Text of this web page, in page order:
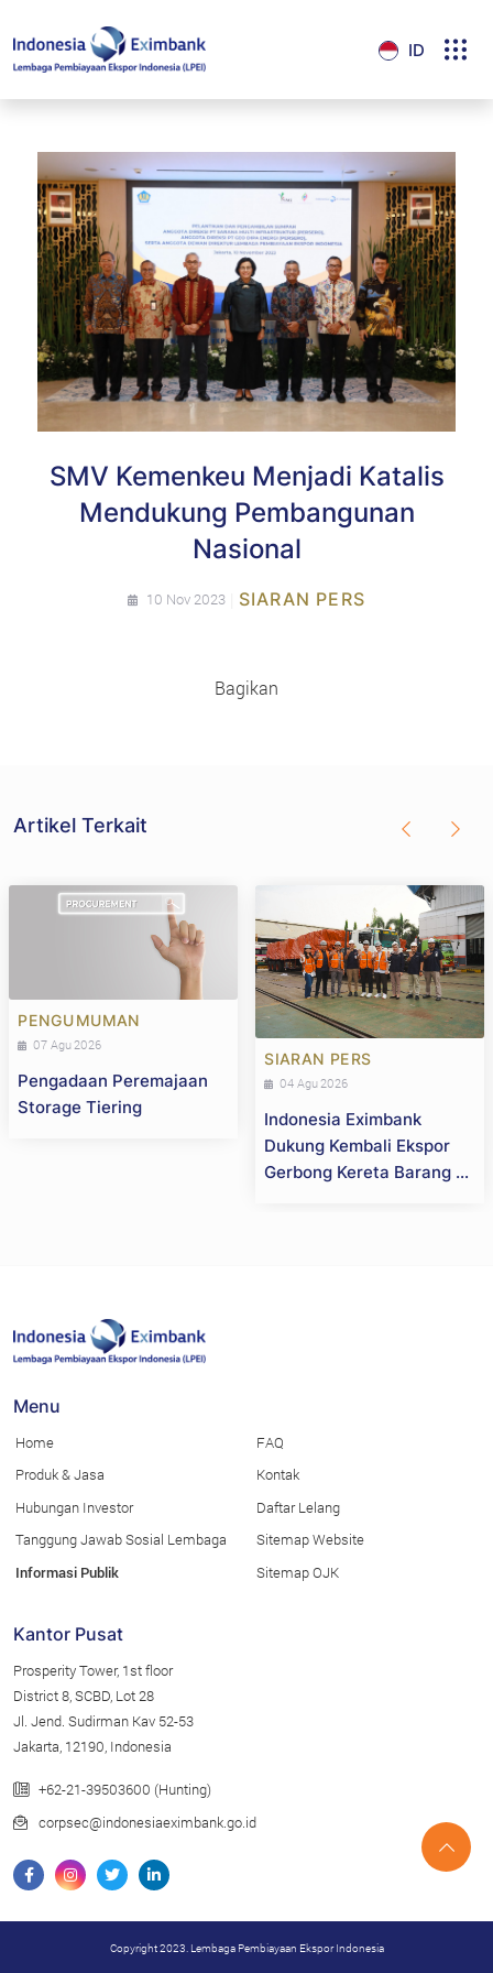
ID
SMV Kemenkeu Menjadi Katalis
Mendukung Pembangunan
Nasional
10 Nov 2023 SIARAN PERS
Bagikan
Artikel Terkait
PENGUMUMAN
07 Agu 2026
Pengadaan Peremajaan
Storage Tiering
SIARAN PERS
04 Agu 2026
Indonesia Eximbank
Dukung Kembali Ekspor
Gerbong Kereta Barang ke
Menu
Home
Produk & Jasa
Hubungan Investor
Tanggung Jawab Sosial Lembaga
Informasi Publik
FAQ
Kontak
Daftar Lelang
Sitemap Website
Sitemap OJK
Kantor Pusat
Prosperity Tower, 1st floor
District 8, SCBD, Lot 28
Jl. Jend. Sudirman Kav 52-53
Jakarta, 12190, Indonesia
+62-21-39503600 (Hunting)
corpsec@indonesiaeximbank.go.id
Copyright 2023. Lembaga Pembiayaan Ekspor Indonesia